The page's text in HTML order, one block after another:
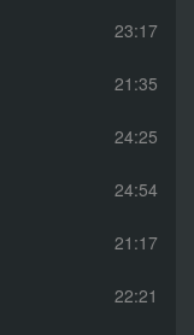
23:17
21:35
24:25
24:54
21:17
22:21